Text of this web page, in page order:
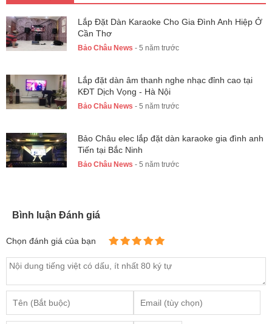
Lắp Đặt Dàn Karaoke Cho Gia Đình Anh Hiệp Ở
Cần Thơ
Bảo Châu News - 5 năm trước
Lắp đặt dàn âm thanh nghe nhạc đỉnh cao tại
KĐT Dịch Vọng - Hà Nội
Bảo Châu News - 5 năm trước
Bảo Châu elec lắp đặt dàn karaoke gia đình anh
Tiến tại Bắc Ninh
Bảo Châu News - 5 năm trước
Bình luận Đánh giá
Chọn đánh giá của bạn